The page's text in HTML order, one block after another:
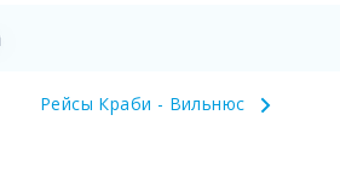
Рейсы Краби - Вильнюс